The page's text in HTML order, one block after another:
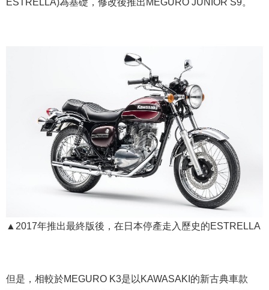
▲2017年推出最終版後，在日本停產走入歷史的ESTRELLA
但是，相較於MEGURO K3是以KAWASAKI的新古典車款